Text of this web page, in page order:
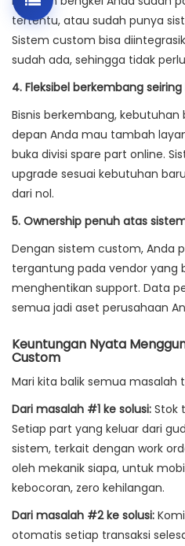
tertentu, atau sudah punya
Sistem custom bisa
sudah ada, sehingga tidak
4. Fleksibel berkembang seiring
Bisnis berkembang,
depan Anda mau tambah
buka divisi spare part online.
upgrade sesuai kebutuhan
dari nol.
5. Ownership penuh atas
Dengan sistem custom, Anda
tergantung pada vendor yang
menghentikan support. Data
semua jadi aset perusahaan
Keuntungan Nyata
Custom
Mari kita balik semua masalah
Dari masalah #1 ke solusi: Stok
Setiap part yang keluar dari
sistem, terkait dengan work
oleh mekanik siapa, untuk
kebocoran, zero kehilangan.
Dari masalah #2 ke solusi:
otomatis setiap transaksi